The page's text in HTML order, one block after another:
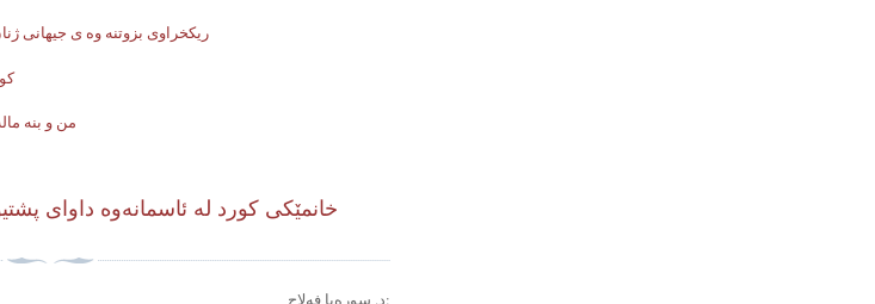
ریکخراوی بزوتنه وه ی جیهانی
من و بنه
خانمێكی كورد لە ئاسمانەوە داوای
د. سورەیا فەلاح: